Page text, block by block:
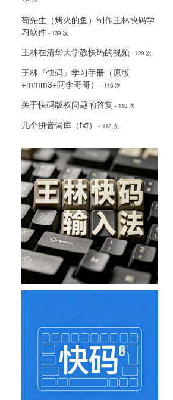
苟先生（烤火的鱼）制作王林快码学
习软件 - 139 次
王林在清华大学教快码的视频 - 120 次
王林『快码』学习手册（原版
+mmm3+阿李哥哥）
- 116 次
关于快码版权问题的答复 - 113 次
几个拼音词库（txt） - 112 次